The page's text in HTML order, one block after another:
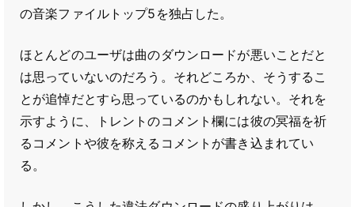
の音楽ファイルトップ5を独占した。
ほとんどのユーザは曲のダウンロードが悪いことだと
は思っていないのだろう。それどころか、そうするこ
とが追悼だとすら思っているのかもしれない。それを
示すように、トレントのコメント欄には彼の冥福を祈
るコメントや彼を称えるコメントが書き込まれてい
る。